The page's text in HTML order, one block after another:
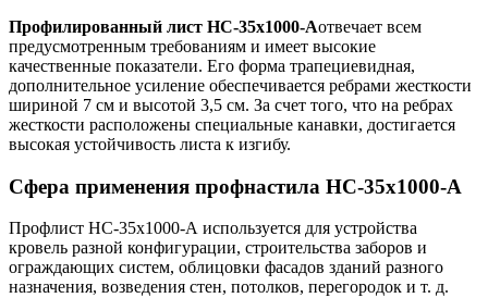
Профилированный лист НС-35х1000-Аотвечает всем
предусмотренным требованиям и имеет высокие
качественные показатели. Его форма трапециевидная,
дополнительное усиление обеспечивается ребрами жесткости
шириной 7 см и высотой 3,5 см. За счет того, что на ребрах
жесткости расположены специальные канавки, достигается
высокая устойчивость листа к изгибу.
Сфера применения профнастила НС-35х1000-А
Профлист НС-35х1000-А используется для устройства
кровель разной конфигурации, строительства заборов и
ограждающих систем, облицовки фасадов зданий разного
назначения, возведения стен, потолков, перегородок и т. д.